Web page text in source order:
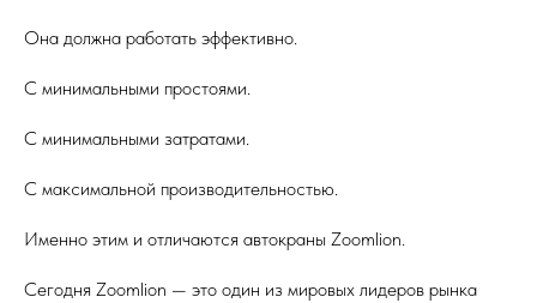
Она должна работать эффективно.
С минимальными простоями.
С минимальными затратами.
С максимальной производительностью.
Именно этим и отличаются автокраны Zoomlion.
Сегодня Zoomlion — это один из мировых лидеров рынка